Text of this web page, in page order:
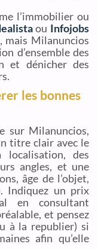
l’immobilier ou
ou Infojobs
mais Milanuncios
d’ensemble des
et dénicher des
les bonnes
sur Milanuncios,
titre clair avec le
des
angles, et une
âge de l’objet,
Indiquez un prix
en consultant
et pensez
à la republier) si
afin qu’elle